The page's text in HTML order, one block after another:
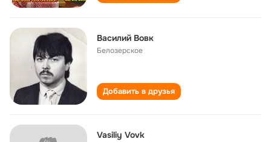
Василий Вовк
Белозерское
Добавить в друзья
Vasiliy Vovk